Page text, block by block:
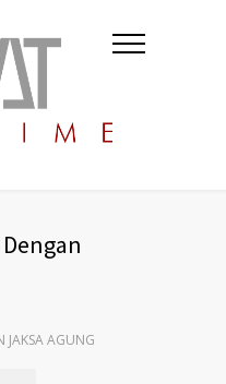
JAKSA AGUNG